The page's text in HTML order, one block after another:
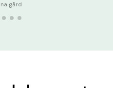
gård